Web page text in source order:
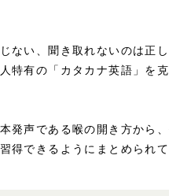
ない、聞き取れないのは正
特有の「カタカナ英語」を
発声である喉の開き方から
得できるようにまとめられて